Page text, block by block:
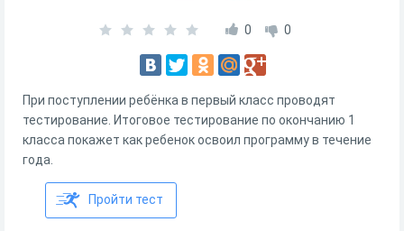
0 0
При поступлении ребёнка в первый класс проводят
тестирование. Итоговое тестирование по окончанию 1
класса покажет как ребенок освоил программу в течение
года.
Пройти тест